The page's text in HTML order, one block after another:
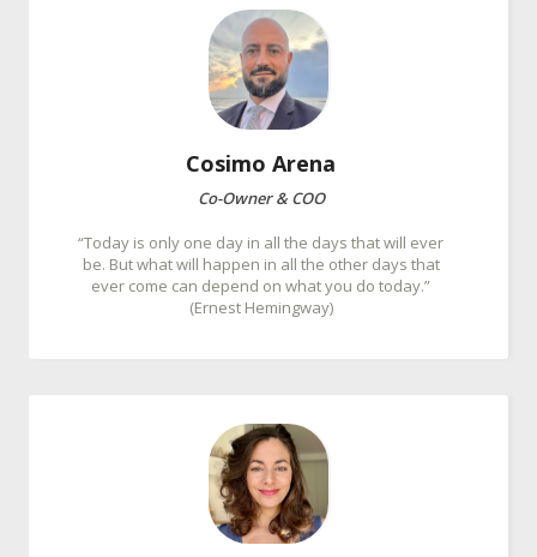
Cosimo Arena
Co-Owner & COO
“Today is only one day in all the days that will ever
be. But what will happen in all the other days that
ever come can depend on what you do today.”
(Ernest Hemingway)